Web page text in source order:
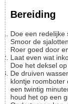
Bereiding
Doe een redelijke scheut olie in een stevige pan (kasserol).
Smoor de
Roer goed door
Laat even wat inkoken alvorens de zuurkool erdoor te mengen.
Doe het deksel
De druiven wassen en halveren. Deze met het druivensap,
klontje roomboter
een twintig
houd het op een